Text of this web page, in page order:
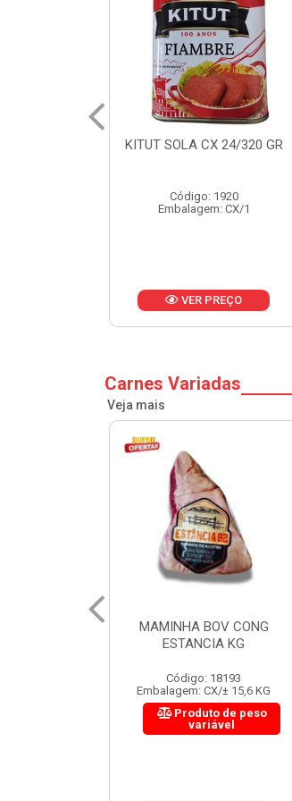
MOLHO VERDE D'AJUDA
Código: 13751
Embalagem: CX/1
VER PREÇO
Carnes Variadas
Veja mais
FILE DE COSTELA
ENTRECOTE ESTANCIA KG
Código: 18299
Embalagem: CX/± 14,4 KG
Produto de peso
variável